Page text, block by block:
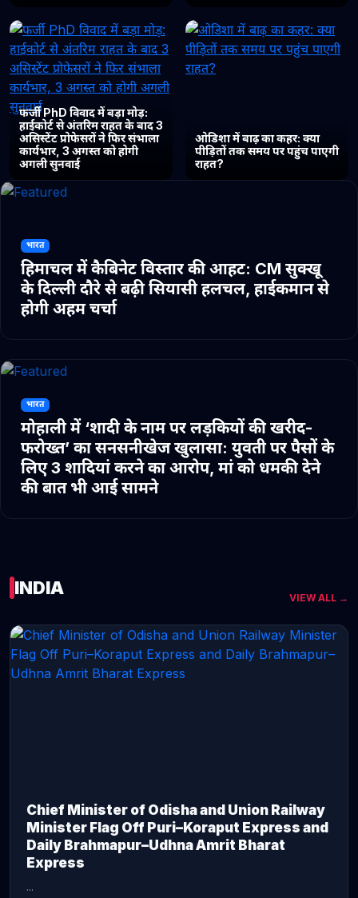
फर्जी PhD विवाद में बड़ा मोड़:
हाईकोर्ट से अंतरिम राहत के बाद 3
असिस्टेंट प्रोफेसरों ने फिर संभाला
कार्यभार, 3 अगस्त को होगी
अगली सुनवाई
ओडिशा में बाढ़ का कहर: क्या
पीड़ितों तक समय पर पहुंच पाएगी
राहत?
भारत
हिमाचल में कैबिनेट विस्तार की आहट: CM सुक्खू
के दिल्ली दौरे से बढ़ी सियासी हलचल, हाईकमान से
होगी अहम चर्चा
भारत
मोहाली में ‘शादी के नाम पर लड़कियों की खरीद-
फरोख्त’ का सनसनीखेज खुलासा: युवती पर पैसों के
लिए 3 शादियां करने का आरोप, मां को धमकी देने
की बात भी आई सामने
INDIA VIEW ALL →
Chief Minister of Odisha and Union Railway
Minister Flag Off Puri–Koraput Express and
Daily Brahmapur–Udhna Amrit Bharat
Express
...